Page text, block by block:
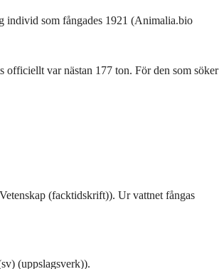
individ som fångades 1921 (Animalia.bio
officiellt var nästan 177 ton. För den som söker
(facktidskrift)). Ur vattnet fångas
(uppslagsverk)).